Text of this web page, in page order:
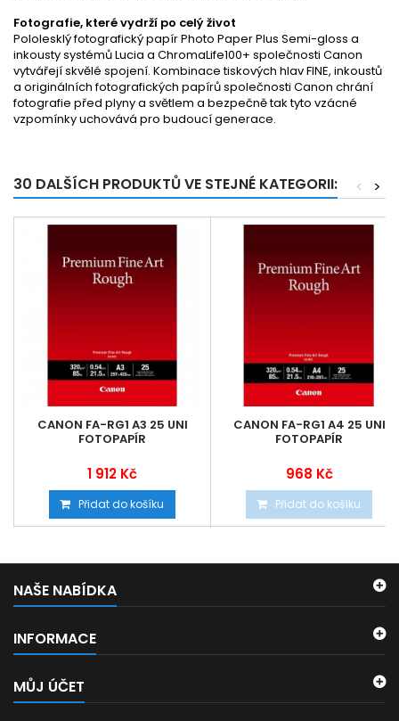
Fotografie, které vydrží po celý život
Pololesklý fotografický papír Photo Paper Plus Semi-gloss a
inkousty systémů Lucia a ChromaLife100+ společnosti Canon
vytvářejí skvělé spojení. Kombinace tiskových hlav FINE, inkoustů
a originálních fotografických papírů společnosti Canon chrání
fotografie před plyny a světlem a bezpečně tak tyto vzácné
vzpomínky uchovává pro budoucí generace.
30 DALŠÍCH PRODUKTŮ VE STEJNÉ KATEGORII: >
<
CANON FA-RG1 A3 25 UNI
FOTOPAPÍR
1 912 Kč
Přidat do košíku
CANON FA-RG1 A4 25 UNI
FOTOPAPÍR
968 Kč
Přidat do košíku
NAŠE NABÍDKA
INFORMACE
MŮJ ÚČET